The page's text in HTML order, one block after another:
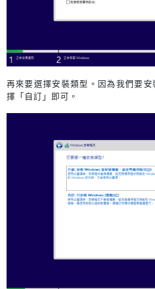
再來要選擇安裝類型。因為我們要
擇「自訂」即可。